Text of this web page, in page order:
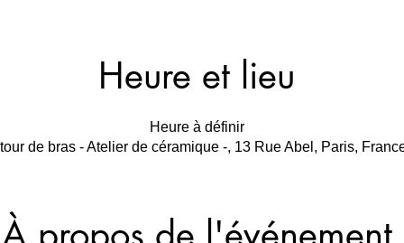
Heure et lieu
Heure à définir
de bras - Atelier de céramique -, 13 Rue Abel, Paris,